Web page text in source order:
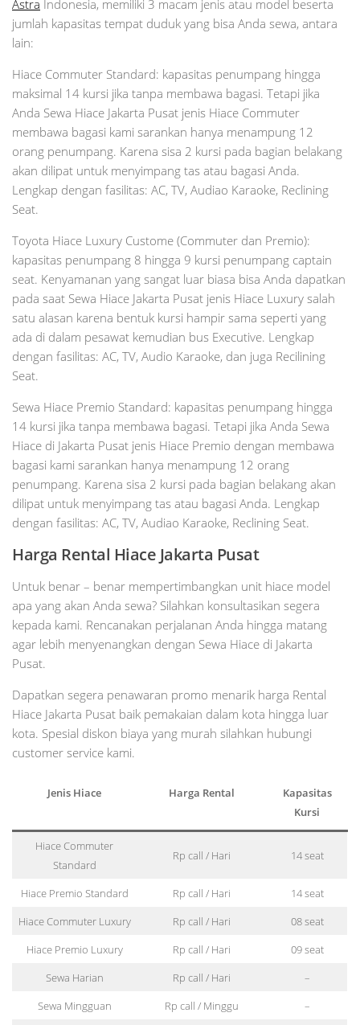
Astra Indonesia, memiliki 3 macam jenis atau model beserta
jumlah kapasitas tempat duduk yang bisa Anda sewa, antara
lain:
Hiace Commuter Standard: kapasitas penumpang hingga
maksimal 14 kursi jika tanpa membawa bagasi. Tetapi jika
Anda Sewa Hiace Jakarta Pusat jenis Hiace Commuter
membawa bagasi kami sarankan hanya menampung 12
orang penumpang. Karena sisa 2 kursi pada bagian belakang
akan dilipat untuk menyimpang tas atau bagasi Anda.
Lengkap dengan fasilitas: AC, TV, Audiao Karaoke, Reclining
Seat.
Toyota Hiace Luxury Custome (Commuter dan Premio):
kapasitas penumpang 8 hingga 9 kursi penumpang captain
seat. Kenyamanan yang sangat luar biasa bisa Anda dapatkan
pada saat Sewa Hiace Jakarta Pusat jenis Hiace Luxury salah
satu alasan karena bentuk kursi hampir sama seperti yang
ada di dalam pesawat kemudian bus Executive. Lengkap
dengan fasilitas: AC, TV, Audio Karaoke, dan juga Recilining
Seat.
Sewa Hiace Premio Standard: kapasitas penumpang hingga
14 kursi jika tanpa membawa bagasi. Tetapi jika Anda Sewa
Hiace di Jakarta Pusat jenis Hiace Premio dengan membawa
bagasi kami sarankan hanya menampung 12 orang
penumpang. Karena sisa 2 kursi pada bagian belakang akan
dilipat untuk menyimpang tas atau bagasi Anda. Lengkap
dengan fasilitas: AC, TV, Audiao Karaoke, Reclining Seat.
Harga Rental Hiace Jakarta Pusat
Untuk benar – benar mempertimbangkan unit hiace model
apa yang akan Anda sewa? Silahkan konsultasikan segera
kepada kami. Rencanakan perjalanan Anda hingga matang
agar lebih menyenangkan dengan Sewa Hiace di Jakarta
Pusat.
Dapatkan segera penawaran promo menarik harga Rental
Hiace Jakarta Pusat baik pemakaian dalam kota hingga luar
kota. Spesial diskon biaya yang murah silahkan hubungi
customer service kami.
Jenis Hiace Harga Rental
Kapasitas
Kursi
Hiace Commuter
Standard
Rp call / Hari 14 seat
Hiace Premio Standard Rp call / Hari
14 seat
Hiace Commuter Luxury
Rp call / Hari
08 seat
Hiace Premio Luxury
Rp call / Hari
09 seat
Sewa Harian
Rp call / Hari
–
Sewa Mingguan
Rp call / Minggu
–